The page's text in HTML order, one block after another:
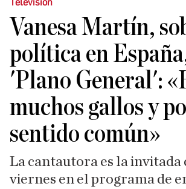
Vanesa Martín,
política en
'Plano General':
muchos gallos y
sentido común»
La cantautora es la invitada
viernes en el programa de